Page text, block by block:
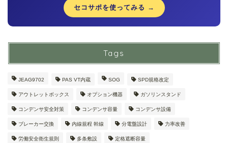
セコサポを使ってみる →
Tags
JEAG9702 PAS VT内蔵 SOG SPD規格改定
アウトレットボックス オプション機器 ガソリンスタンド
コンデンサ安全対策 コンデンサ容量 コンデンサ設備
ブレーカー交換 内線規程 幹線 分電盤設計 力率改善
労働安全衛生規則 多条敷設 定格遮断容量